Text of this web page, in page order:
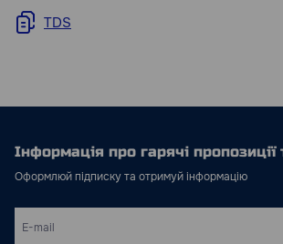
TDS
Інформація про гарячі пропозиції
Оформлюй підписку та отримуй інформацію